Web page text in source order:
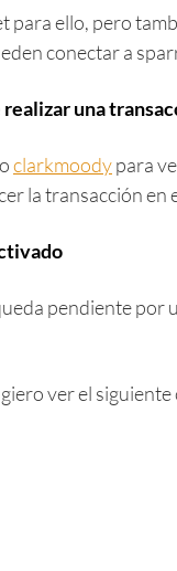
para ello, pero
conectar a
una
oclarkmoodypara
la transacción
pendiente por
ver el